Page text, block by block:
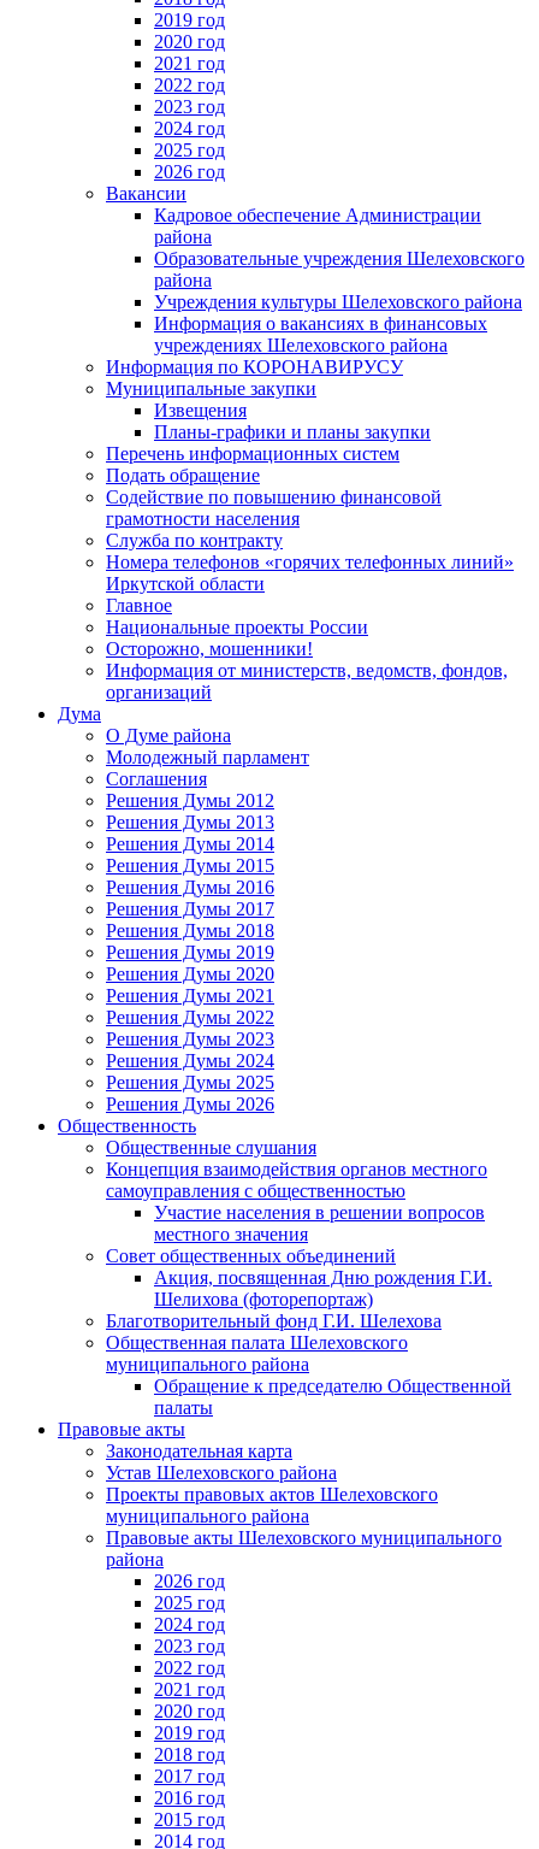
2019 год
2020 год
2021 год
2022 год
2023 год
2024 год
2025 год
2026 год
Вакансии
Кадровое обеспечение Администрации
района
Образовательные учреждения Шелеховского
района
Учреждения культуры Шелеховского района
Информация о вакансиях в финансовых
учреждениях Шелеховского района
Информация по КОРОНАВИРУСУ
Муниципальные закупки
Извещения
Планы-графики и планы закупки
Перечень информационных систем
Подать обращение
Содействие по повышению финансовой
грамотности населения
Служба по контракту
Номера телефонов «горячих телефонных линий»
Иркутской области
Главное
Национальные проекты России
Осторожно, мошенники!
Информация от министерств, ведомств, фондов,
организаций
Дума
О Думе района
Молодежный парламент
Соглашения
Решения Думы 2012
Решения Думы 2013
Решения Думы 2014
Решения Думы 2015
Решения Думы 2016
Решения Думы 2017
Решения Думы 2018
Решения Думы 2019
Решения Думы 2020
Решения Думы 2021
Решения Думы 2022
Решения Думы 2023
Решения Думы 2024
Решения Думы 2025
Решения Думы 2026
Общественность
Общественные слушания
Концепция взаимодействия органов местного
самоуправления с общественностью
Участие населения в решении вопросов
местного значения
Совет общественных объединений
Акция, посвященная Дню рождения Г.И.
Шелихова (фоторепортаж)
Благотворительный фонд Г.И. Шелехова
Общественная палата Шелеховского
муниципального района
Обращение к председателю Общественной
палаты
Правовые акты
Законодательная карта
Устав Шелеховского района
Проекты правовых актов Шелеховского
муниципального района
Правовые акты Шелеховского муниципального
района
2026 год
2025 год
2024 год
2023 год
2022 год
2021 год
2020 год
2019 год
2018 год
2017 год
2016 год
2015 год
2014 год